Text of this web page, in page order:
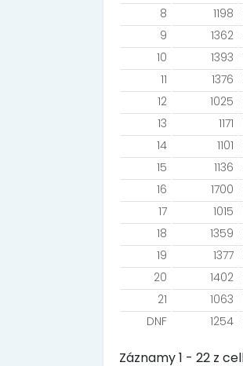
8
1198
9
1362
10
1393
11
1376
12
1025
13
1171
14
1101
15
1136
16
1700
17
1015
18
1359
19
1377
20
1402
21
1063
DNF
1254
Záznamy 1 - 22 z